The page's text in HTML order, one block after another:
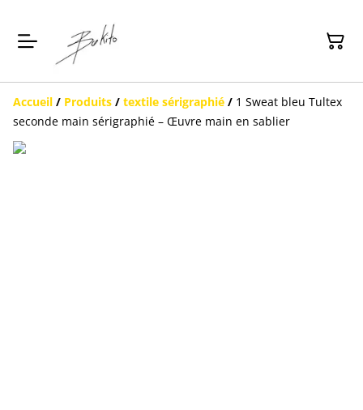
Accueil / Produits / textile sérigraphié / 1 Sweat bleu Tultex
seconde main sérigraphié – Œuvre main en sablier